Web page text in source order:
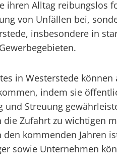
ihren Alltag reibungslos
von Unfällen bei,
insbesondere in
in Westerstede
indem sie
und Streuung
Zufahrt zu wichtigen
kommenden Jahren
sowie Unternehmen